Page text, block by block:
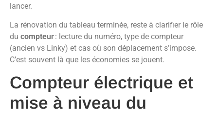
lancer.
La rénovation du tableau terminée, reste à clarifier le rôle
du compteur: lecture du numéro, type de compteur
(ancien vs Linky) et cas où son déplacement s’impose.
C’est souvent là que les économies se jouent.
Compteur électrique et
mise à niveau du